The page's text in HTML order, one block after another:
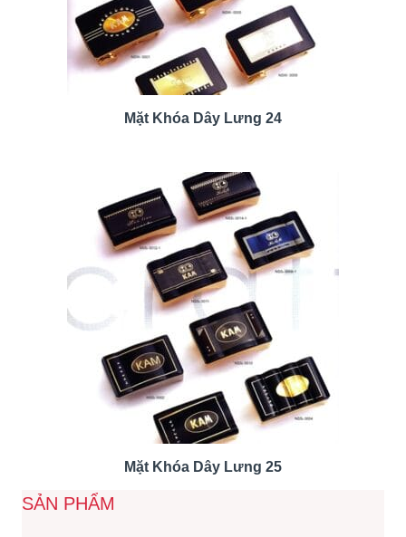
Mặt Khóa Dây Lưng 24
Mặt Khóa Dây Lưng 25
SẢN PHẨM